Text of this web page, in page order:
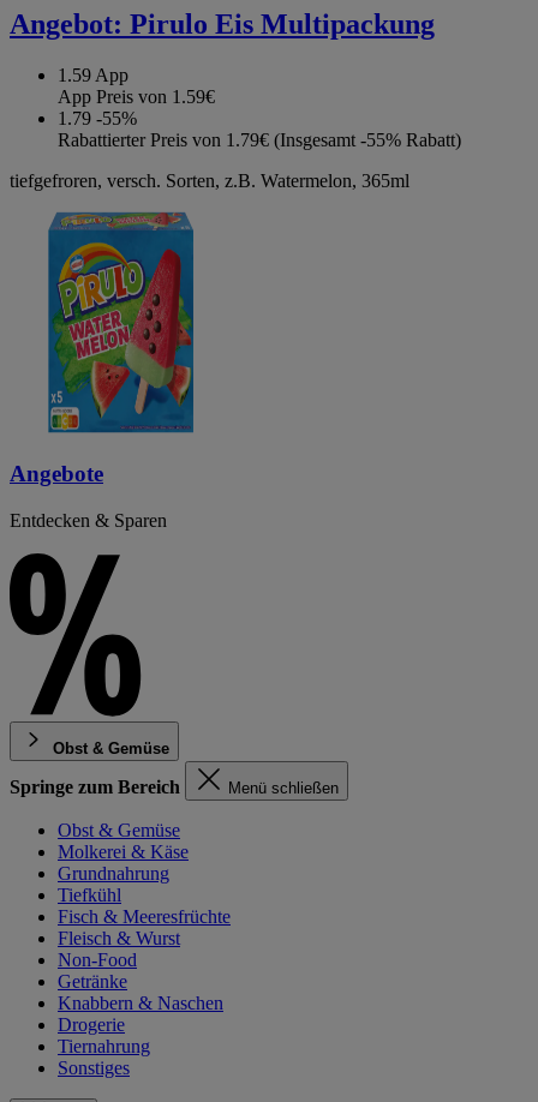
Angebot: Pirulo Eis Multipackung
1.59 App
App Preis von 1.59€
1.79 -55%
Rabattierter Preis von 1.79€ (Insgesamt -55% Rabatt)
tiefgefroren, versch. Sorten, z.B. Watermelon, 365ml
Angebote
Entdecken & Sparen
Obst & Gemüse
Springe zum Bereich Menü schließen
Obst & Gemüse
Molkerei & Käse
Grundnahrung
Tiefkühl
Fisch & Meeresfrüchte
Fleisch & Wurst
Non-Food
Getränke
Knabbern & Naschen
Drogerie
Tiernahrung
Sonstiges